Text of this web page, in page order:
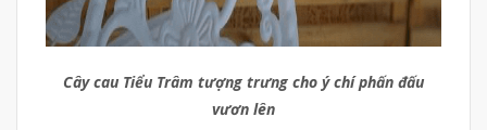
Cây cau Tiểu Trâm tượng trưng cho ý chí phấn đấu
vươn lên